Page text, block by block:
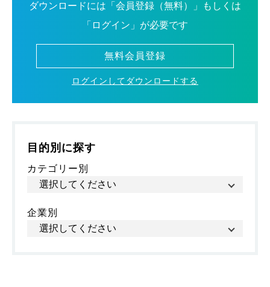
ダウンロードには「会員登録（無料）」もしくは
「ログイン」が必要です
無料会員登録
ログインしてダウンロードする
目的別に探す
カテゴリー別
企業別